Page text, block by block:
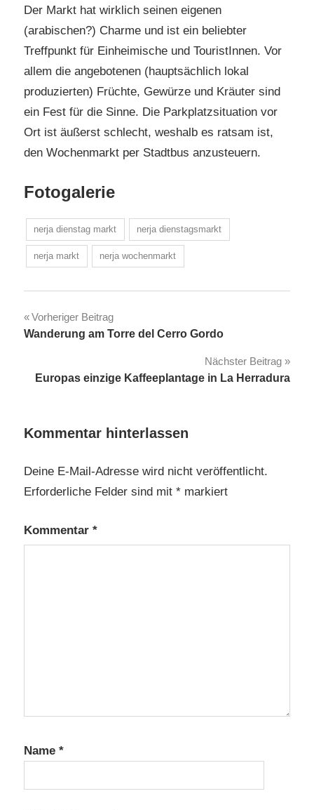
Der Markt hat wirklich seinen eigenen
(arabischen?) Charme und ist ein beliebter
Treffpunkt für Einheimische und TouristInnen. Vor
allem die angebotenen (hauptsächlich lokal
produzierten) Früchte, Gewürze und Kräuter sind
ein Fest für die Sinne. Die Parkplatzsituation vor
Ort ist äußerst schlecht, weshalb es ratsam ist,
den Wochenmarkt per Stadtbus anzusteuern.
Fotogalerie
nerja dienstag markt nerja dienstagsmarkt
nerja markt nerja wochenmarkt
Beitragsnavigation
Vorheriger Beitrag
Wanderung am Torre del Cerro Gordo
Nächster Beitrag
Europas einzige Kaffeeplantage in La Herradura
Kommentar hinterlassen
Deine E-Mail-Adresse wird nicht veröffentlicht.
Erforderliche Felder sind mit * markiert
Kommentar *
Name *